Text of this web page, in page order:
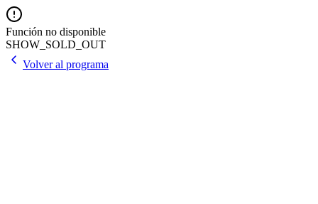
Función no disponible
SHOW_SOLD_OUT
Volver al programa